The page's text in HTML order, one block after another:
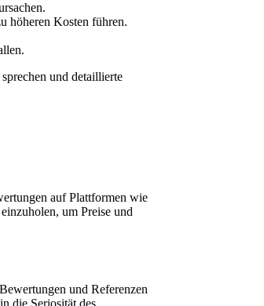
höheren Kosten führen.
und detaillierte
auf Plattformen wie
um Preise und
und Referenzen
die Seriosität des